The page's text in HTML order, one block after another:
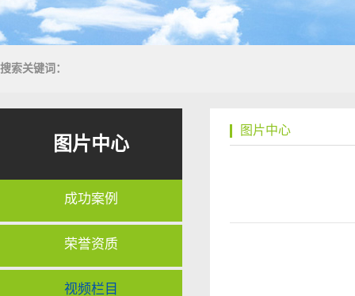
搜索关键词：
图片中心
成功案例
荣誉资质
视频栏目
图片中心